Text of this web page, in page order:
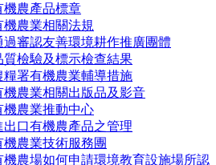
機農產品標章
機農業相關法規
過審認友善環境耕作推廣團體
質檢驗及標示檢查結果
糧署有機農業輔導措施
機農業相關出版品及影音
機農業推動中心
出口有機農產品之管理
機農業技術服務團
機農場如何申請環境教育設施場所認